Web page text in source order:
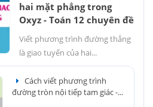
hai mặt phẳng trong
Oxyz - Toán 12 chuyên đề
Viết phương trình đường thẳng
là giao tuyến của hai...
Cách viết phương trình
đường tròn nội tiếp tam giác -...